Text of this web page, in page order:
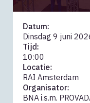
Datum:
Dinsdag 9 juni
Tijd:
10:00
Locatie:
RAI Amsterdam
Organisator:
BNA i.s.m.